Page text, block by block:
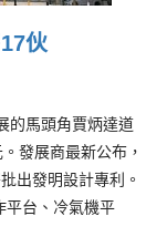
伙
的馬頭角賈炳達道
發展商最新公布，
出發明設計專利。
平台、冷氣機平